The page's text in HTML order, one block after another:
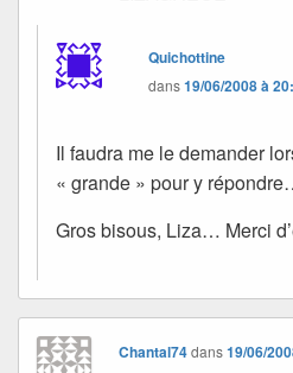
Quichottine
dans19/06/2008 à
Il faudra me le demander
« grande » pour y
Gros bisous, Liza… Merci
Chantal74dans19/06/